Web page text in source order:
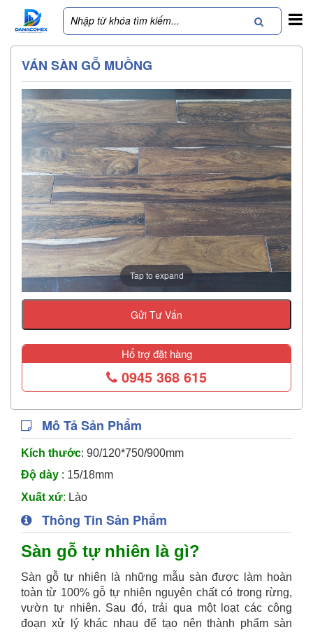
VÁN SÀN GỖ MUỒNG
Tap to expand
Gửi Tư Vấn
Hổ trợ đặt hàng
0945 368 615
Mô Tả Sản Phẩm
Kích thước: 90/120*750/900mm
Độ dày : 15/18mm
Xuất xứ: Lào
Thông Tin Sản Phẩm
Sàn gỗ tự nhiên là gì?
Sàn gỗ tự nhiên là những mẫu sàn được làm hoàn
toàn từ 100% gỗ tự nhiên nguyên chất có trong rừng,
vườn tự nhiên. Sau đó, trải qua một loạt các công
đoạn xử lý khác nhau để tạo nên thành phẩm sàn